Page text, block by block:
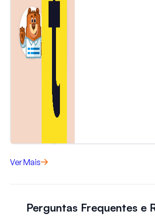
Ver Mais
Perguntas Frequentes e